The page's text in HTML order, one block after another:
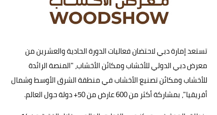
تستعد إمارة دبي لاحتضان فعاليات الدورة الحادية والعشرين من
معرض دبي الدولي للأخشاب ومكائن الأخشاب، "المنصة الرائدة
للأخشاب ومكائن تصنيع الأخشاب في منطقة الشرق الأوسط وشمال
أفريقيا"، بمشاركة أكثر من 600 عارض من 50+ دولة حول العالم.